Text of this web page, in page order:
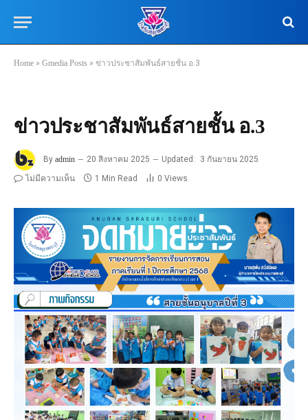
Home » Gmedia Posts » ข่าวประชาสัมพันธ์สายชั้น อ.3
ข่าวประชาสัมพันธ์สายชั้น อ.3
By admin 20 สิงหาคม 2025 Updated:
3 กันยายน 2025
ไม่มีความเห็น
1 Min Read 0 Views